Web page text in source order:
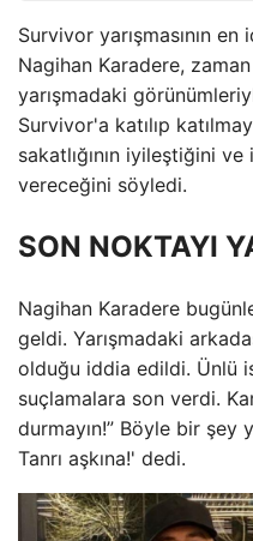
Survivor yarışmasının
Nagihan Karadere,
yarışmadaki
Survivor'a katılıp
sakatlığının iyileştiğini
vereceğini söyledi.
SON NOKTAYI
Nagihan Karadere
geldi. Yarışmadaki
olduğu iddia edildi. Ünlü
suçlamalara son verdi.
durmayın!” Böyle bir şey
Tanrı aşkına!' dedi.